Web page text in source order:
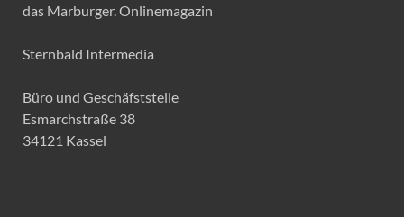
das Marburger. Onlinemagazin
Sternbald Intermedia
Büro und Geschäfststelle
Esmarchstraße 38
34121 Kassel